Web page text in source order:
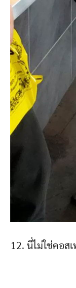
12. นี่ไม่ใช่คอส